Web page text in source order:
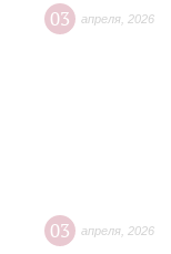
03 апреля 2026
03 апреля 2026